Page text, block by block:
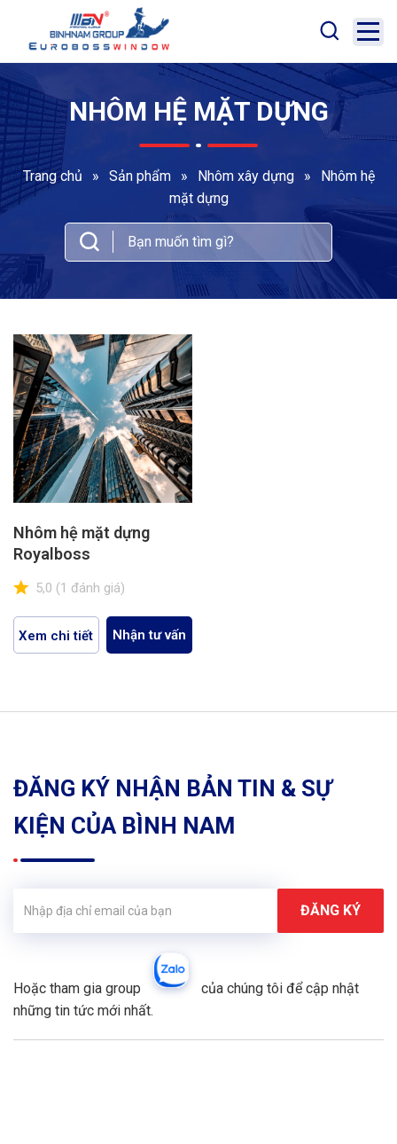
NHÔM HỆ MẶT DỰNG
Trang chủ » Sản phẩm » Nhôm xây dựng »
Nhôm hệ
mặt dựng
Nhôm hệ mặt dựng
Royalboss
5,0 (1 đánh giá)
Xem chi tiết Nhận tư vấn
ĐĂNG KÝ NHẬN BẢN TIN & SỰ
KIỆN CỦA BÌNH NAM
Hoặc tham gia group
của chúng tôi để cập nhật
những tin tức mới nhất.